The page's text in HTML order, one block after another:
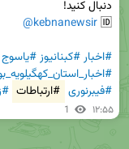
🆔
@kebnanewsir
#اخبار#کبنانیوز#یاسوج
#فیبرنوری #ارتباطات
1 ۱۲:۵۵